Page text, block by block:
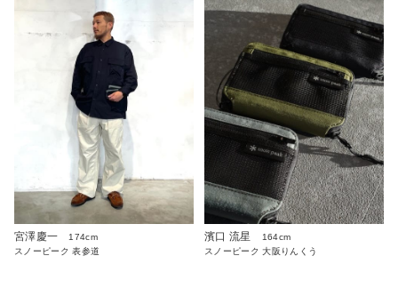
宮澤慶一
174cm
スノーピーク 表参道
濱口 流星
164cm
スノーピーク 大阪りんくう